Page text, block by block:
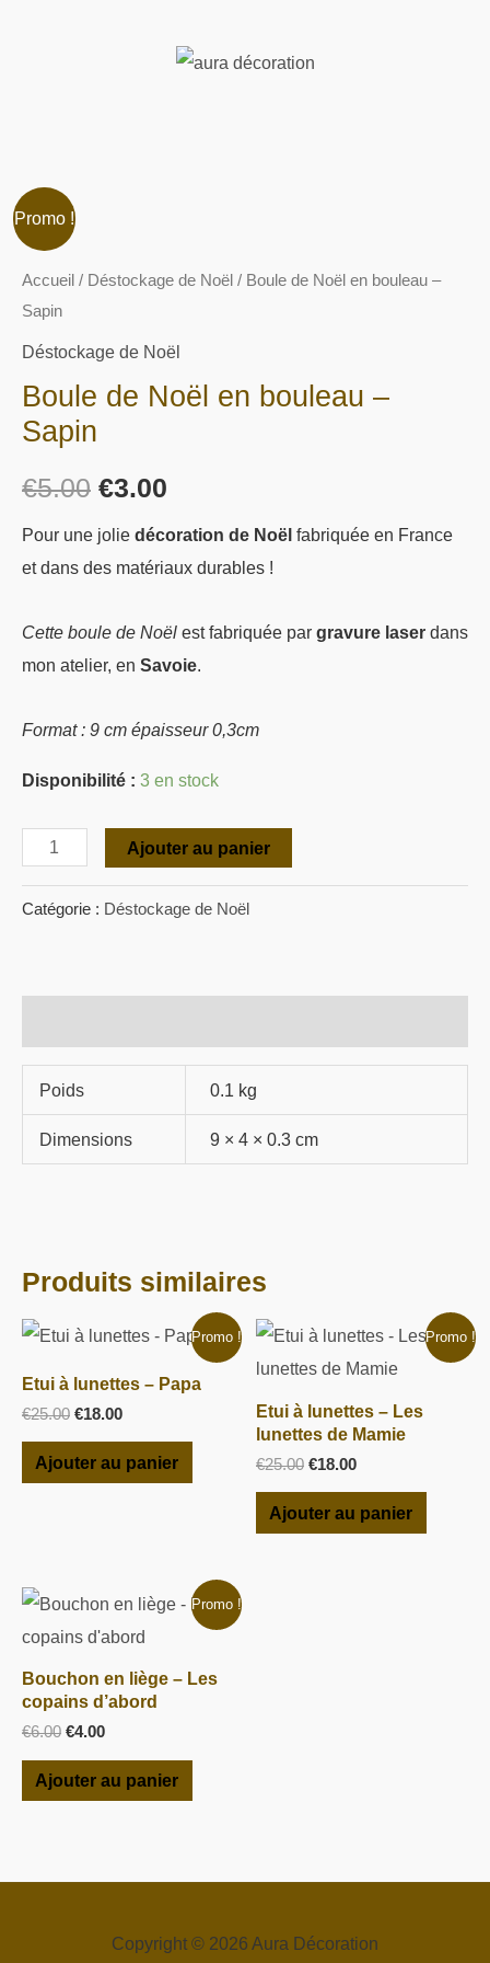
Promo !
Accueil / Déstockage de Noël / Boule de Noël en bouleau –
Sapin
Déstockage de Noël
Boule de Noël en bouleau –
Sapin
€5.00
prix
était :
€3.00
prix
est :
Pour une jolie décoration de Noël fabriquée en France
et dans des matériaux durables !
Cette boule de Noël est fabriquée par gravure laser dans
mon atelier, en Savoie.
Format : 9 cm épaisseur 0,3cm
Disponibilité : 3 en stock
quantité
de
Boule
de
Noël
bouleau
-
Sapin
Ajouter au panier
Catégorie : Déstockage de Noël
Poids 0.1 kg
Dimensions 9 × 4 × 0.3 cm
Produits similaires
Promo !
Etui à lunettes – Papa
€25.00
Le
était :
€25.00.
€18.00
Le
est :
€18.00.
Ajouter au panier
Promo !
Etui à lunettes – Les
lunettes de Mamie
€25.00
Le
initial
€25.00.
€18.00
Le
actuel
€18.00.
Ajouter au panier
Promo !
Bouchon en liège – Les
copains d’abord
€6.00
Le
initial
€6.00.
€4.00
actuel
€4.00.
Ajouter au panier
Copyright © 2026 Aura Décoration